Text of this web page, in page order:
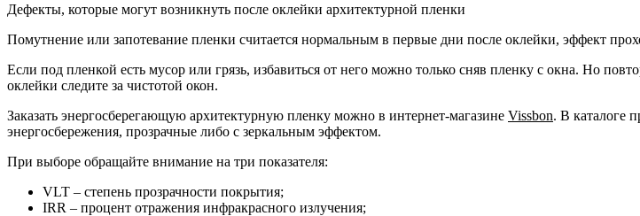
Дефекты, которые могут возникнуть после оклейки архитектурной пленки
Помутнение или запотевание пленки считается нормальным в первые дни после оклейки, эффект
Если под пленкой есть мусор или грязь, избавиться от него можно только сняв пленку с окна. Но
оклейки следите за чистотой окон.
Заказать энергосберегающую архитектурную пленку можно в интернет-магазине Vissbon. В каталоге
энергосбережения, прозрачные либо с зеркальным эффектом.
При выборе обращайте внимание на три показателя:
VLT – степень прозрачности покрытия;
IRR – процент отражения инфракрасного излучения;